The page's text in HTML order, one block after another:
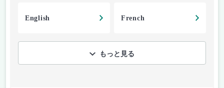
English French
もっと見る